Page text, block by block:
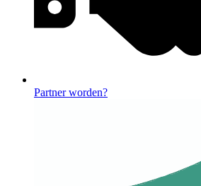
Partner worden?